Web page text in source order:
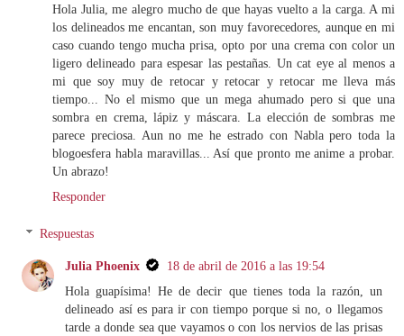
Hola Julia, me alegro mucho de que hayas vuelto a la carga. A mi
los delineados me encantan, son muy favorecedores, aunque en mi
caso cuando tengo mucha prisa, opto por una crema con color un
ligero delineado para espesar las pestañas. Un cat eye al menos a
mi que soy muy de retocar y retocar y retocar me lleva más
tiempo... No el mismo que un mega ahumado pero si que una
sombra en crema, lápiz y máscara. La elección de sombras me
parece preciosa. Aun no me he estrado con Nabla pero toda la
blogoesfera habla maravillas... Así que pronto me anime a probar.
Un abrazo!
Responder
Respuestas
Julia Phoenix
18 de abril de 2016 a las 19:54
Hola guapísima! He de decir que tienes toda la razón, un
delineado así es para ir con tiempo porque si no, o llegamos
tarde a donde sea que vayamos o con los nervios de las prisas